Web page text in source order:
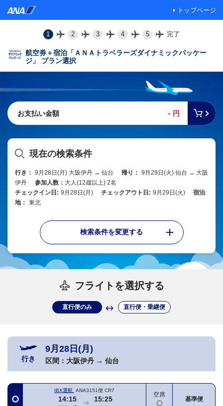
トップページ
1 2 3 4 5 完了
航空券＋宿泊「ＡＮＡトラベラーズダイナミックパッケー
ジ」 プラン選択
お支払い金額 - 円
現在の検索条件
行き： 9月28日(月) 大阪伊丹 → 仙台 帰り： 9月29日(火) 仙台 → 大阪
伊丹
参加人数： 大人(12歳以上) 2名
チェックイン日: 9月28日(月) チェックアウト日: 9月29日(火)
宿泊
地： 東北
検索条件を変更する
フライトを選択する
直行便のみ 直行便・乗継便
行き
9月28日(月)
区間： 大阪伊丹 → 仙台
IBX運航 ANA3151便 CR7
14:15 15:25
空席
基準便